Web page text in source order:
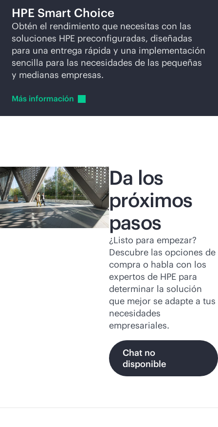
HPE Smart Choice
Obtén el rendimiento que necesitas con las
soluciones HPE preconfiguradas, diseñadas
para una entrega rápida y una implementación
sencilla para las necesidades de las pequeñas
y medianas empresas.
Más información
Da los
próximos
pasos
¿Listo para empezar?
Descubre las opciones de
compra o habla con los
expertos de HPE para
determinar la solución
que mejor se adapte a tus
necesidades
empresariales.
Chat no
disponible